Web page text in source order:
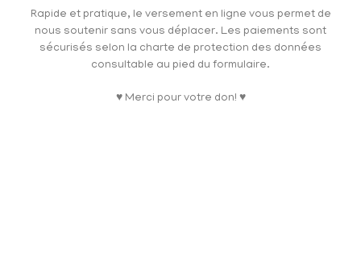
Rapide et pratique, le versement en ligne vous permet de
nous soutenir sans vous déplacer. Les paiements sont
sécurisés selon la charte de protection des données
consultable au pied du formulaire.
♥ Merci pour votre don! ♥